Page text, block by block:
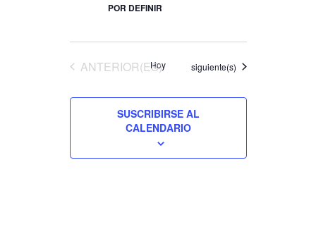
POR DEFINIR
EVENTOS
ANTERIOR(ES)
Hoy Eventos
siguiente(s)
SUSCRIBIRSE AL
CALENDARIO